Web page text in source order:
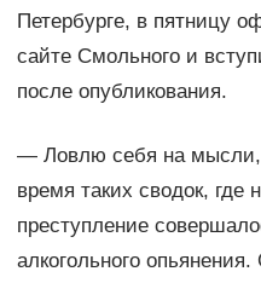
Петербурге, в пятницу
сайте Смольного и
после опубликования.
— Ловлю себя на мысли,
время таких сводок,
преступление
алкогольного